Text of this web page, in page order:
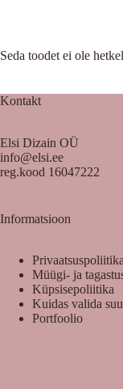
Seda toodet ei ole
Kontakt
Elsi Dizain OÜ
info@elsi.ee
reg.kood 16047222
Informatsioon
Müügi- ja
Küpsisepoliitika
Kuidas valida
Portfoolio